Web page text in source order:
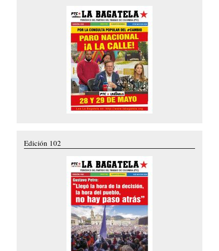
Edición 102